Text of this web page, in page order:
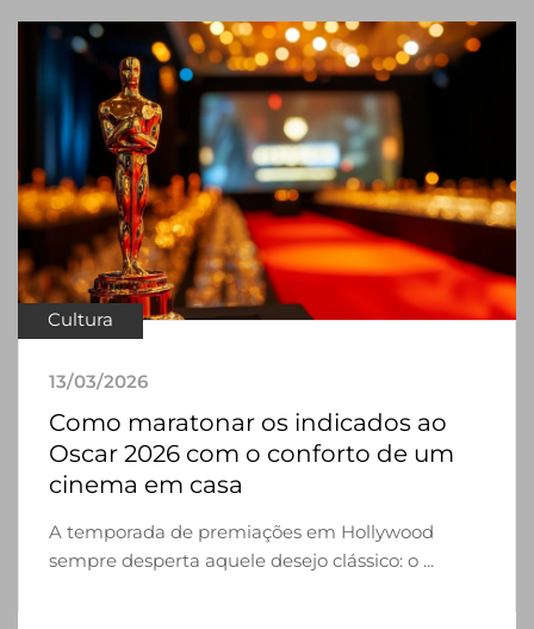
Cultura
13/03/2026
Como maratonar os indicados ao
Oscar 2026 com o conforto de um
cinema em casa
A temporada de premiações em Hollywood
sempre desperta aquele desejo clássico: o ...